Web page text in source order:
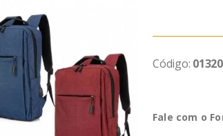
Código: 01320
Fale com o